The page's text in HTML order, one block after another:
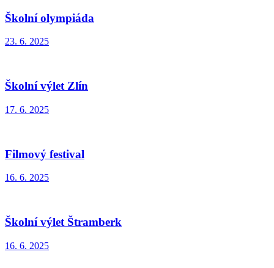
Školní olympiáda
23. 6. 2025
Školní výlet Zlín
17. 6. 2025
Filmový festival
16. 6. 2025
Školní výlet Štramberk
16. 6. 2025